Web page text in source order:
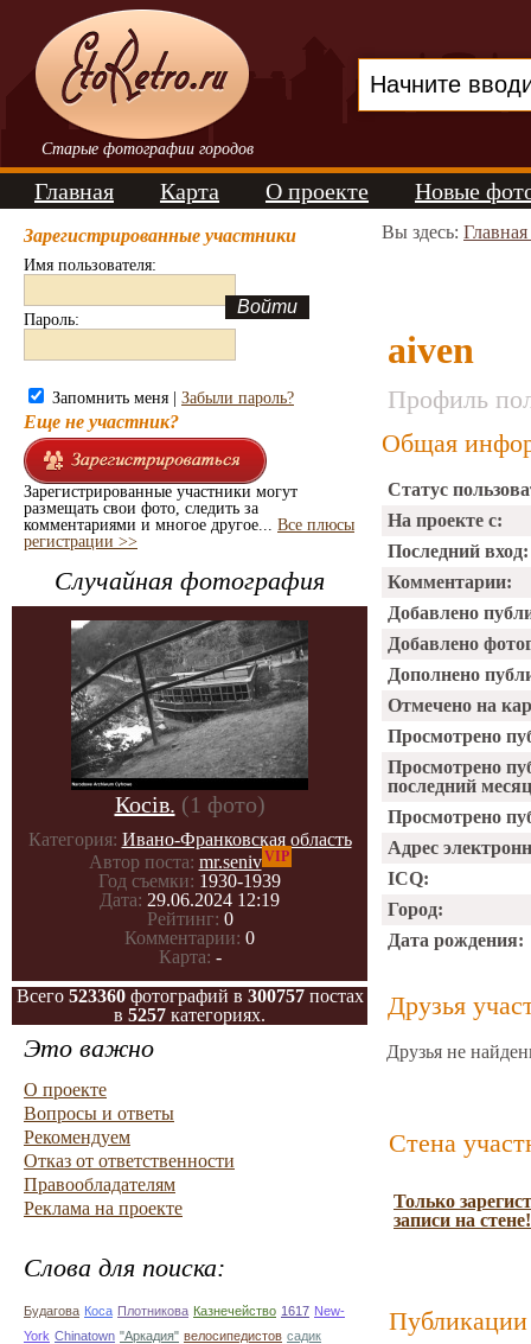
Старые фотографии городов
Главная Карта О проекте Новые
Зарегистрированные участники
Имя пользователя:
Пароль:
Запомнить меня | Забыли пароль?
Еще не участник?
Зарегистрированные участники могут
размещать свои фото, следить за
комментариями и многое другое... Все плюсы
регистрации >>
Случайная фотография
Косів. (1 фото)
Категория: Ивано-Франковская область
Автор поста: mr.senivVIP
Год съемки: 1930-1939
Дата: 29.06.2024 12:19
Рейтинг: 0
Комментарии: 0
Карта: -
Всего 523360фотографий в 300757постах
в 5257 категориях.
Это важно
О проекте
Вопросы и ответы
Рекомендуем
Отказ от ответственности
Правообладателям
Реклама на проекте
Слова для поиска:
Будагова Коса Плотникова Казнечейство 1617 New-
York Chinatown "Аркадия" велосипедистов садик
Вы здесь:
aiven
Профиль
Общая
Статус
На проекте с:
Последний вход:
Комментарии:
Добавлено
Добавлено
Дополнено
Отмечено на
Просмотрено
Просмотрено
последний
Просмотрено
Адрес
ICQ:
Город:
Дата рождения:
Друзья
Друзья не
Стена
Только
записи на стене!
Публикации